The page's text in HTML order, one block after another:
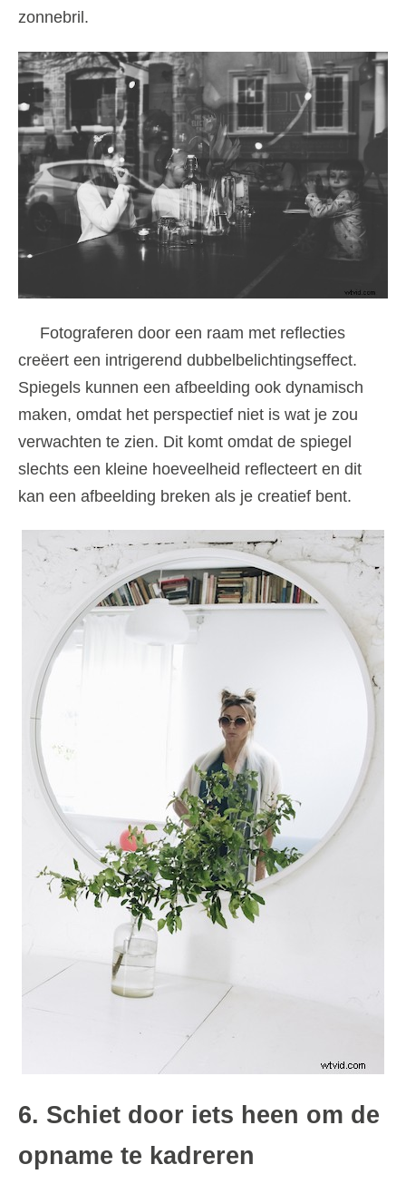
zonnebril.
Fotograferen door een raam met reflecties
creëert een intrigerend dubbelbelichtingseffect.
Spiegels kunnen een afbeelding ook dynamisch
maken, omdat het perspectief niet is wat je zou
verwachten te zien. Dit komt omdat de spiegel
slechts een kleine hoeveelheid reflecteert en dit
kan een afbeelding breken als je creatief bent.
6. Schiet door iets heen om de
opname te kadreren